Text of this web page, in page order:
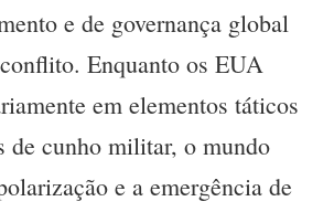
e de governança global
Enquanto os EUA
em elementos táticos
de cunho militar, o mundo
e a emergência de